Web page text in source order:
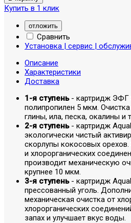
Купить в 1 клик
отложить
Сравнить
Установка | сервис |
Описание
Характеристики
Доставка
1-я ступень- картридж ЭФГ
полипропилен 5 мкм.
глины, ила, песка, окалины и
2-я ступень- картридж
экологически чистый
скорлупы кокосовых орехов.
и хлорорганических
производит механическую
крупнее 10 мкм.
3-я ступень- картридж
прессованный уголь.
механическая очистка от
хлорорганических
запах и улучшает вкус воды.